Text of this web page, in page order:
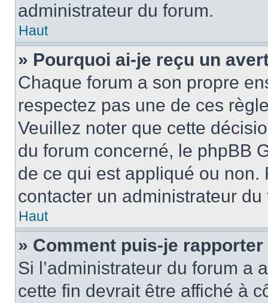
administrateur du forum.
Haut
» Pourquoi ai-je reçu un
Chaque forum a son propre
respectez pas une de ces
Veuillez noter que cette
du forum concerné, le phpBB
de ce qui est appliqué ou non.
contacter un administrateur du
Haut
» Comment puis-je
Si l’administrateur du forum a
cette fin devrait être affiché à